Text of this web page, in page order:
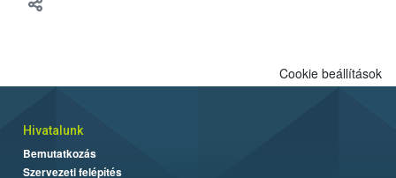
Cookie beállítások
Hivatalunk
Bemutatkozás
Szervezeti felépítés